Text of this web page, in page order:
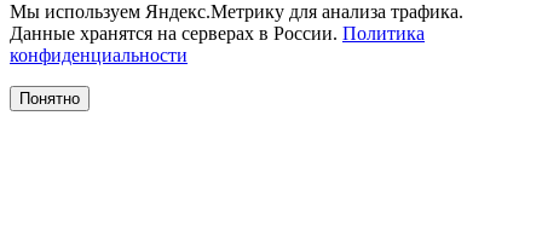
Мы используем Яндекс.Метрику для анализа трафика.
Данные хранятся на серверах в России. Политика
конфиденциальности
Понятно